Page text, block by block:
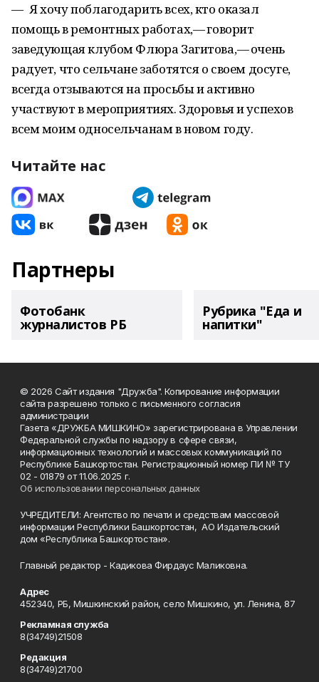
— Я хочу поблагодарить всех, кто оказал
помощь в ремонтных работах, — говорит
заведующая клубом Флюра Загитова, — очень
радует, что сельчане заботятся о своем досуге,
всегда отзываются на просьбы и активно
участвуют в мероприятиях. Здоровья и успехов
всем моим односельчанам в новом году.
Читайте нас
Партнеры
Фотобанк
журналистов РБ
Рубрика "Еда и
напитки"
© 2026 Сайт издания "Дружба". Копирование информации
сайта разрешено только с письменного согласия
администрации
Газета «ДРУЖБА МИШКИНО» зарегистрирована в Управлении
Федеральной службы по надзору в сфере связи,
информационных технологий и массовых коммуникаций по
Республике Башкортостан. Регистрационный номер ПИ № ТУ
02 - 01879 от 11.06.2025 г.
Об использовании персональных данных
УЧРЕДИТЕЛИ: Агентство по печати и средствам массовой
информации Республики Башкортостан, АО Издательский
дом «Республика Башкортостан».
Главный редактор - Кадикова Фирдаус Маликовна.
Адрес
452340, РБ, Мишкинский район, село Мишкино, ул. Ленина, 87
Рекламная служба
8(34749)21508
Редакция
8(34749)21700